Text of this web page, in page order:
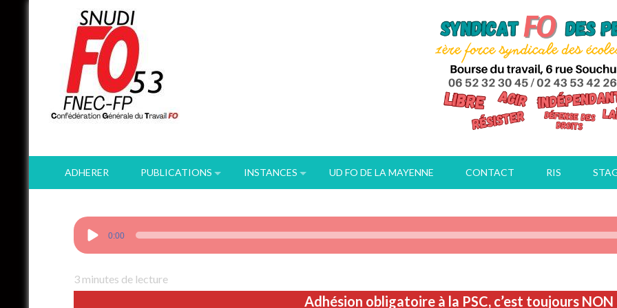
ADHERER PUBLICATIONS INSTANCES UD FO DE LA MAYENNE CONTACT RIS
Lecteur
audio
0:00
3 minutes de lecture
Adhésion obligatoire à la PSC, c’est toujours NON